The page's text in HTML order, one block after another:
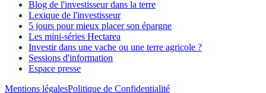
Blog de l'investisseur dans la terre
Lexique de l'investisseur
5 jours pour mieux placer son épargne
Les mini-séries Hectarea
Investir dans une vache ou une terre agricole ?
Sessions d'information
Espace presse
Mentions légalesPolitique de Confidentialité